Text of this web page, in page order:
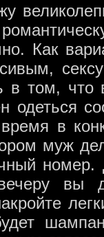
Как
в том, что
одеться
в
муж
вы